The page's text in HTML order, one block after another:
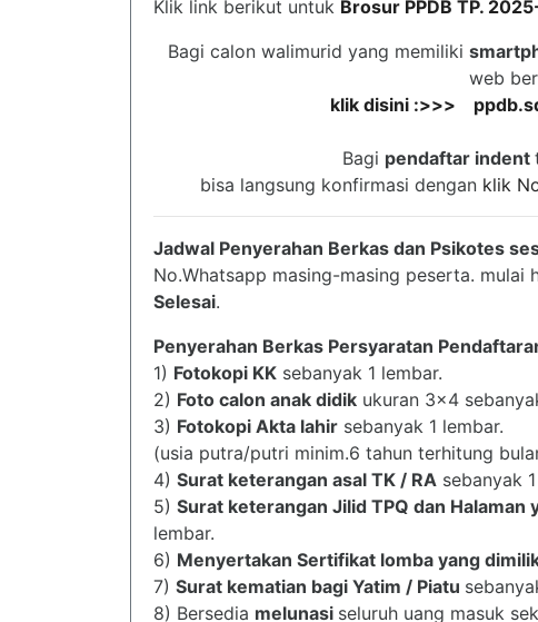
Klik link berikut untuk Brosur PPDB TP.
Bagi calon walimurid yang memiliki
web
klik disini :>>>
Bagi pendaftar indent
bisa langsung konfirmasi dengan klik
Jadwal Penyerahan Berkas dan Psikotes
No.Whatsapp masing-masing peserta. mulai
Selesai.
Penyerahan Berkas Persyaratan
1) Fotokopi KK sebanyak 1 lembar.
2) Foto calon anak didik ukuran 3x4
3) Fotokopi Akta lahir sebanyak 1 lembar.
(usia putra/putri minim.6 tahun terhitung
4) Surat keterangan asal TK / RA sebanyak
5) Surat keterangan Jilid TPQ dan
lembar.
6) Menyertakan Sertifikat lomba yang
7) Surat kematian bagi Yatim / Piatu
8) Bersedia melunasi seluruh uang masuk